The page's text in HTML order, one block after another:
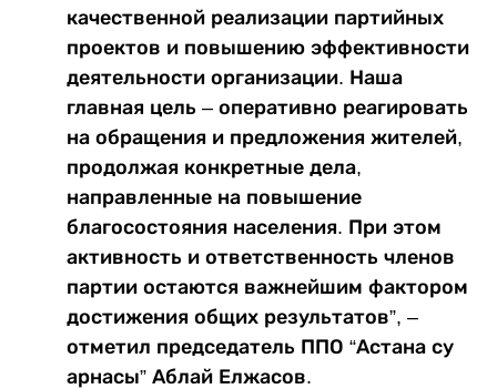
качественной реализации партийных
проектов и повышению эффективности
деятельности организации. Наша
главная цель – оперативно реагировать
на обращения и предложения жителей,
продолжая конкретные дела,
направленные на повышение
благосостояния населения. При этом
активность и ответственность членов
партии остаются важнейшим фактором
достижения общих результатов”, –
отметил председатель ППО “Астана су
арнасы” Аблай Елжасов.